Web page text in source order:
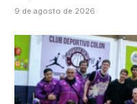
9 de agosto de 2026